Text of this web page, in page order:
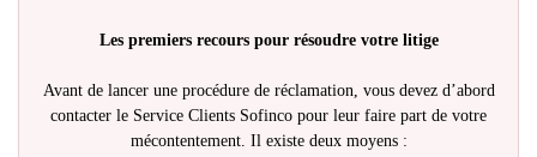
Les premiers recours pour résoudre votre litige
Avant de lancer une procédure de réclamation, vous devez d’abord
contacter le Service Clients Sofinco pour leur faire part de votre
mécontentement. Il existe deux moyens :